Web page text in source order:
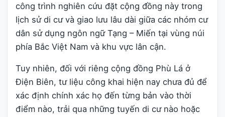
công trình nghiên cứu đặt cộng đồng này trong
lịch sử di cư và giao lưu lâu dài giữa các nhóm cư
dân sử dụng ngôn ngữ Tạng – Miến tại vùng núi
phía Bắc Việt Nam và khu vực lân cận.
Tuy nhiên, đối với riêng cộng đồng Phù Lá ở
Điện Biên, tư liệu công khai hiện nay chưa đủ để
xác định chính xác họ đến từng bản vào thời
điểm nào, trải qua những tuyến di cư nào hoặc